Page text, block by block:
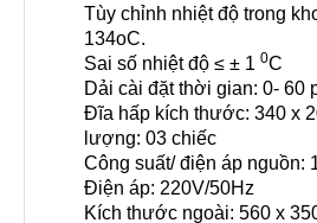
Tùy chỉnh nhiệt độ trong
134oC.
Sai số nhiệt độ ≤ ± 1 0C
Dải cài đặt thời gian: 0- 60
Đĩa hấp kích thước: 340 x
lượng: 03 chiếc
Công suất/ điện áp nguồn:
Điện áp: 220V/50Hz
Kích thước ngoài: 560 x